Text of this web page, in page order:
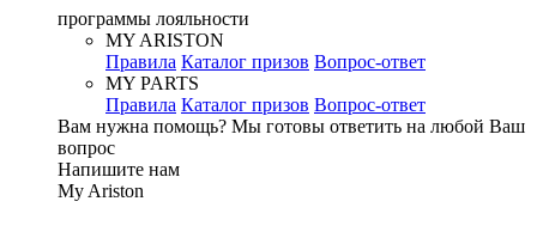
программы лояльности
MY ARISTON
Правила Каталог призов Вопрос-ответ
MY PARTS
Правила Каталог призов Вопрос-ответ
Вам нужна помощь? Мы готовы ответить на любой Ваш
вопрос
Напишите нам
My Ariston